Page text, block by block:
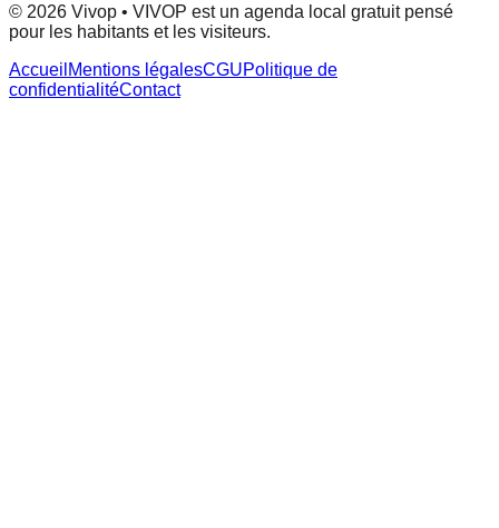
© 2026 Vivop • VIVOP est un agenda local gratuit pensé
pour les habitants et les visiteurs.
Accueil Mentions légalesCGUPolitique de
confidentialitéContact